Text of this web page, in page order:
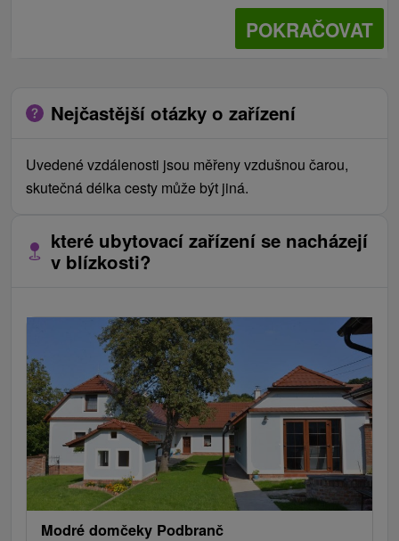
POKRAČOVAT
Nejčastější otázky o zařízení
Uvedené vzdálenosti jsou měřeny vzdušnou čarou,
skutečná délka cesty může být jiná.
které ubytovací zařízení se nacházejí
v blízkosti?
Modré domčeky Podbranč